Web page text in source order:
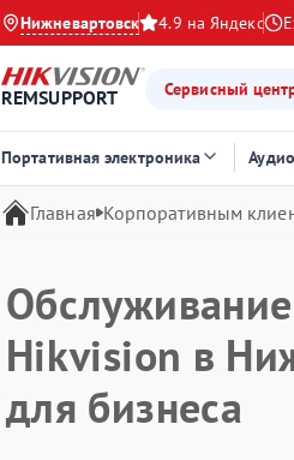
Нижневартовск 4.9 на Яндекс
REMSUPPORT Сервисный
Портативная электроника
Главная Корпоративным
Hikvision в
для бизнеса